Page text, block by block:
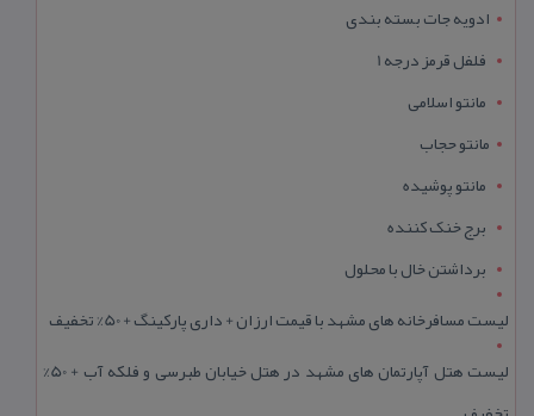
ادویه جات بسته بندی
فلفل قرمز درجه 1
مانتو اسلامی
مانتو حجاب
مانتو پوشیده
برج خنک کننده
برداشتن خال با محلول
لیست مسافرخانه های مشهد با قیمت ارزان + داری پارکینگ + 50% تخفیف
لیست هتل آپارتمان های مشهد در هتل خیابان طبرسی و فلکه آب + 50%